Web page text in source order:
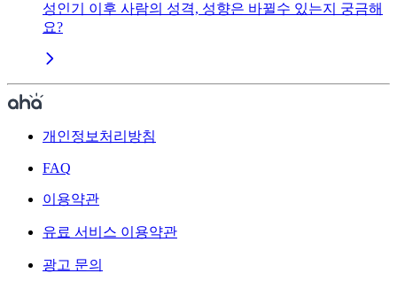
성인기 이후 사람의 성격, 성향은 바뀔수 있는지 궁금해
요?
개인정보처리방침
FAQ
이용약관
유료 서비스 이용약관
광고 문의